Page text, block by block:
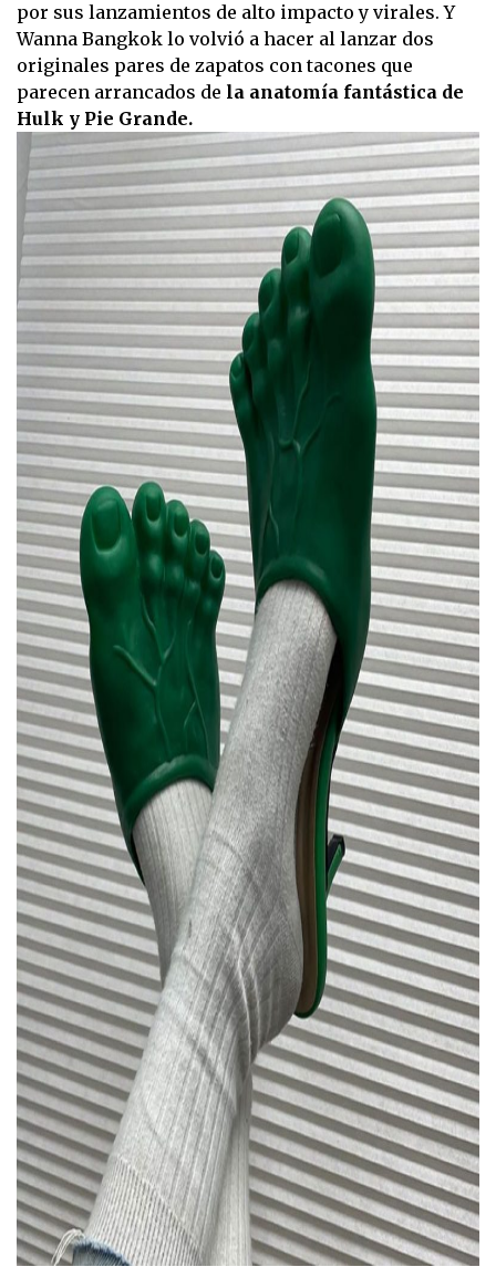
por sus lanzamientos de alto impacto y virales. Y
Wanna Bangkok lo volvió a hacer al lanzar dos
originales pares de zapatos con tacones que
parecen arrancados de la anatomía fantástica de
Hulk y Pie Grande.